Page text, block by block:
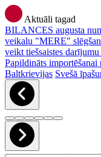
Aktuāli tagad
BILANCES augusta
veikalu "MERE"
veikt tiešsaistes
Papildināts
Baltkrievijas Svešā